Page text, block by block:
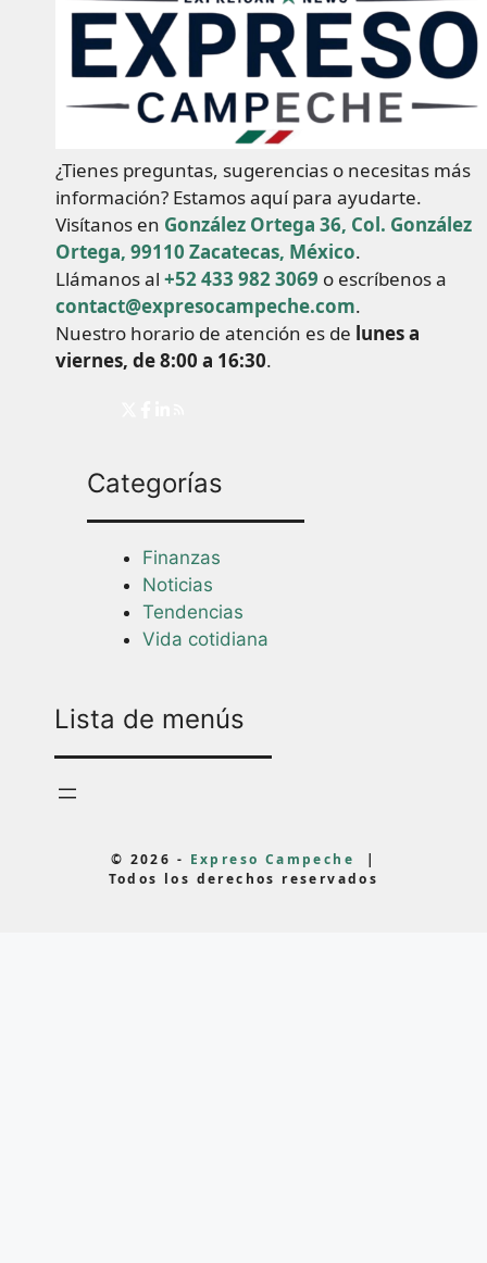
¿Tienes preguntas, sugerencias o necesitas más
información? Estamos aquí para ayudarte.
Visítanos en González Ortega 36, Col. González
Ortega, 99110 Zacatecas, México.
Llámanos al +52 433 982 3069 o escríbenos a
contact@expresocampeche.com.
Nuestro horario de atención es de lunes a
viernes, de 8:00 a 16:30.
Categorías
Finanzas
Noticias
Tendencias
Vida cotidiana
Lista de menús
© 2026 - Expreso Campeche
|
Todos los derechos reservados